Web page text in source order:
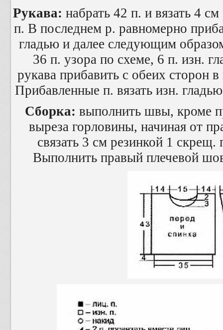
Рукава: набрать 42 п. и вязать 4
п. В последнем р. равномерно
гладью и далее следующим
36 п. узора по схеме, 6 п. изн.
рукава прибавить с обеих сторон
Прибавленные п. вязать изн.
Сборка: выполнить швы, кроме
выреза горловины, начиная от
связать 3 см резинкой 1
Выполнить правый плечевой